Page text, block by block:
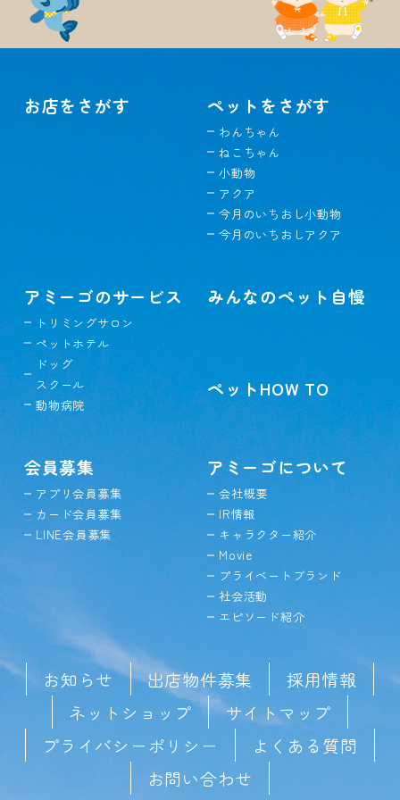
お店をさがす ペットをさがす
わんちゃん
ねこちゃん
小動物
アクア
今月のいちおし小動物
今月のいちおしアクア
アミーゴのサービス
トリミングサロン
ペットホテル
ドッグ
スクール
動物病院
みんなのペット自慢
ペットHOW TO
会員募集
アプリ会員募集
カード会員募集
LINE会員募集
アミーゴについて
会社概要
IR情報
キャラクター紹介
Movie
プライベートブランド
社会活動
エピソード紹介
お知らせ 出店物件募集
採用情報
ネットショップ
サイトマップ
プライバシーポリシー
よくある質問
お問い合わせ